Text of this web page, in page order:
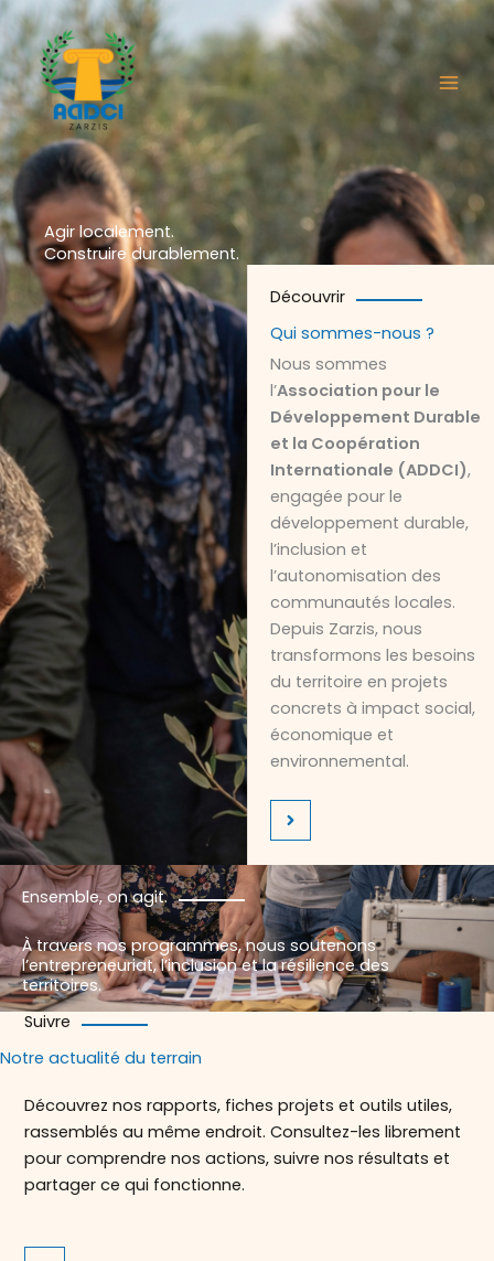
Aller
au
contenu
Agir localement.
Construire durablement.
Ensemble, on agit.
À travers nos programmes, nous soutenons
l’entrepreneuriat, l’inclusion et la résilience des
territoires.
Découvrir
Qui sommes-nous ?
Nous sommes
l’Association pour le
Développement Durable
et la Coopération
Internationale (ADDCI),
engagée pour le
développement durable,
l’inclusion et
l’autonomisation des
communautés locales.
Depuis Zarzis, nous
transformons les besoins
du territoire en projets
concrets à impact social,
économique et
environnemental.
Suivre
Notre actualité du terrain
Découvrez nos rapports, fiches projets et outils utiles,
rassemblés au même endroit. Consultez-les librement
pour comprendre nos actions, suivre nos résultats et
partager ce qui fonctionne.